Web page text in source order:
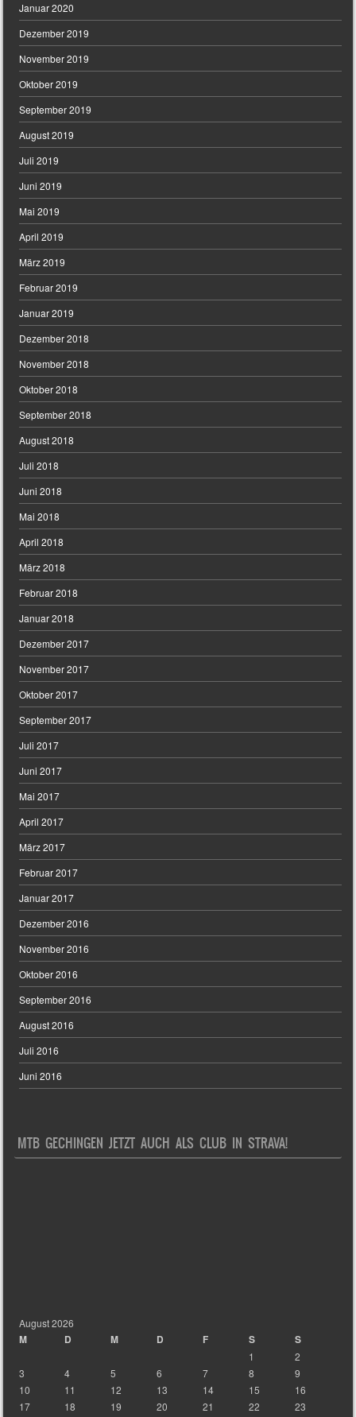
Januar 2020
Dezember 2019
November 2019
Oktober 2019
September 2019
August 2019
Juli 2019
Juni 2019
Mai 2019
April 2019
März 2019
Februar 2019
Januar 2019
Dezember 2018
November 2018
Oktober 2018
September 2018
August 2018
Juli 2018
Juni 2018
Mai 2018
April 2018
März 2018
Februar 2018
Januar 2018
Dezember 2017
November 2017
Oktober 2017
September 2017
Juli 2017
Juni 2017
Mai 2017
April 2017
März 2017
Februar 2017
Januar 2017
Dezember 2016
November 2016
Oktober 2016
September 2016
August 2016
Juli 2016
Juni 2016
MTB GECHINGEN JETZT AUCH ALS CLUB IN STRAVA!
August 2026
M D M D F S S
1
2
3
4 5 6 7 8
9
10
11 12 13 14 15
16
17
18 19 20 21 22
23